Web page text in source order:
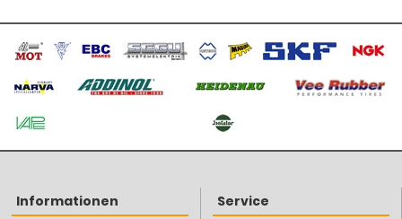
Informationen Service